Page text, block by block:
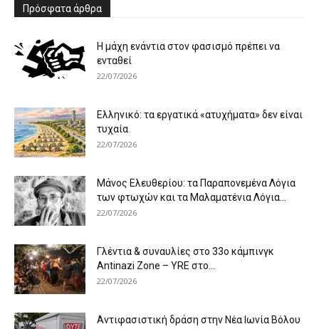
Πρόσφατα άρθρα
Η μάχη ενάντια στον φασισμό πρέπει να
ενταθεί
22/07/2026
Ελληνικό: τα εργατικά «ατυχήματα» δεν είναι
τυχαία
22/07/2026
Μάνος Ελευθερίου: τα Παραπονεμένα Λόγια
των φτωχών και τα Μαλαματένια Λόγια...
22/07/2026
Γλέντια & συναυλίες στο 33ο κάμπινγκ
Antinazi Zone – YRE στο...
22/07/2026
Αντιφασιστική δράση στην Νέα Ιωνία Βόλου